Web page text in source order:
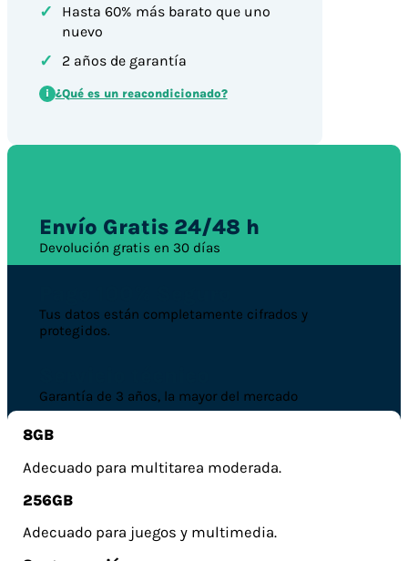
✓
Hasta 60% más barato que uno
nuevo
✓ 2 años de garantía
i ¿Qué es un reacondicionado?
Envío Gratis 24/48 h
Devolución gratis en 30 días
Tus datos están completamente cifrados y
protegidos.
Garantía de 3 años, la mayor del mercado
8GB
Adecuado para multitarea moderada.
256GB
Adecuado para juegos y multimedia.